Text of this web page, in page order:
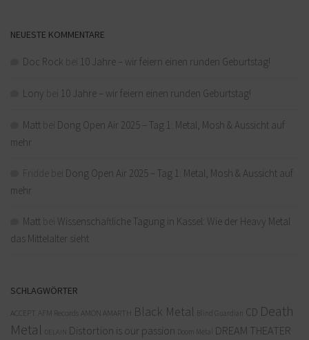
NEUESTE KOMMENTARE
Doc Rock 10 Jahre – wir feiern einen runden Geburtstag!
Lony 10 Jahre – wir feiern einen runden Geburtstag!
Matt
Dong Open Air 2025 – Tag 1: Metal, Mosh & Aussicht auf
mehr
Dong Open Air 2025 – Tag 1: Metal, Mosh & Aussicht auf
mehr
Matt
Wissenschaftliche Tagung in Kassel: Wie der Heavy Metal
das Mittelalter sieht
SCHLAGWÖRTER
ACCEPT AFM Records AMON AMARTH Black Metal Blind Guardian CD Death
Metal
DELAIN Distortion is our passion Doom Metal DREAM THEATER